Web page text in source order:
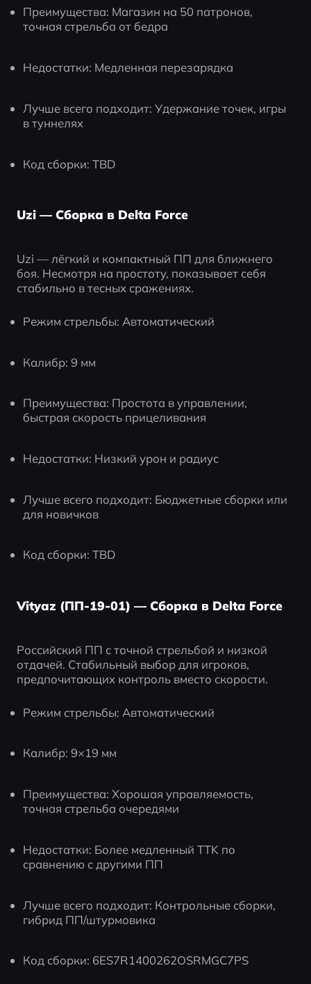
Преимущества: Магазин на 50 патронов,
точная стрельба от бедра
Недостатки: Медленная перезарядка
Лучше всего подходит: Удержание точек, игры
в туннелях
Код сборки: TBD
Uzi — Сборка в Delta Force
Uzi — лёгкий и компактный ПП для ближнего
боя. Несмотря на простоту, показывает себя
стабильно в тесных сражениях.
Режим стрельбы: Автоматический
Калибр: 9 мм
Преимущества: Простота в управлении,
быстрая скорость прицеливания
Недостатки: Низкий урон и радиус
Лучше всего подходит: Бюджетные сборки или
для новичков
Код сборки: TBD
Vityaz (ПП-19-01) — Сборка в Delta Force
Российский ПП с точной стрельбой и низкой
отдачей. Стабильный выбор для игроков,
предпочитающих контроль вместо скорости.
Режим стрельбы: Автоматический
Калибр: 9×19 мм
Преимущества: Хорошая управляемость,
точная стрельба очередями
Недостатки: Более медленный TTK по
сравнению с другими ПП
Лучше всего подходит: Контрольные сборки,
гибрид ПП/штурмовика
Код сборки: 6ES7R1400262OSRMGC7PS